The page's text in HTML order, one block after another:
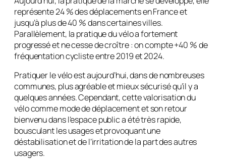
représente 24 % des déplacements en France et
jusqu’à plus de 40 % dans certaines villes.
Parallèlement, la pratique du vélo a fortement
progressé et ne cesse de croître : on compte +40 % de
fréquentation cycliste entre 2019 et 2024.
Pratiquer le vélo est aujourd’hui, dans de nombreuses
communes, plus agréable et mieux sécurisé qu’il y a
quelques années. Cependant, cette valorisation du
vélo comme mode de déplacement et son retour
bienvenu dans l’espace public a été très rapide,
bousculant les usages et provoquant une
déstabilisation et de l’irritation de la part des autres
usagers.